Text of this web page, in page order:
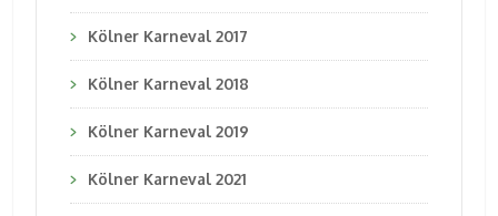
Kölner Karneval 2017
Kölner Karneval 2018
Kölner Karneval 2019
Kölner Karneval 2021